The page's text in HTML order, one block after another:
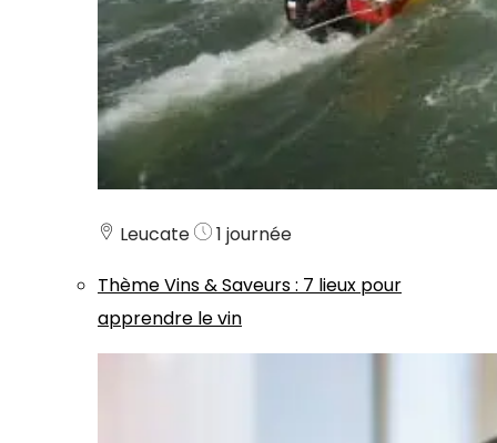
Leucate
1 journée
ThèmeVins & Saveurs: 7 lieux pour
apprendre le vin